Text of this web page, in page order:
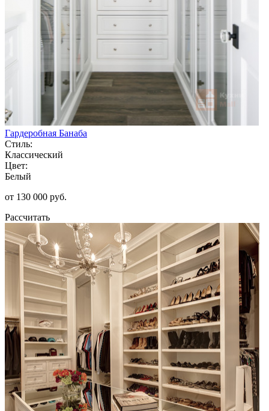
Гардеробная Банаба
Стиль:
Классический
Цвет:
Белый
от 130 000 руб.
Рассчитать